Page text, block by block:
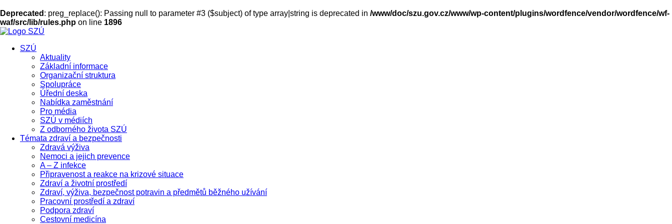
Deprecated : preg_replace(): Passing null to parameter #3 ($subject) of type array|string is deprecated in /www/doc/szu.gov.cz/www/wp-content/plugins/wordfence/vendor/wordfence/wf-
waf/src/lib/rules.php on line 1896
SZÚ
Aktuality
Základní informace
Organizační struktura
Spolupráce
Úřední deska
Nabídka zaměstnání
Pro média
SZÚ v médiích
Z odborného života SZÚ
Témata zdraví a bezpečnosti
Zdravá výživa
Nemoci a jejich prevence
A – Z infekce
Připravenost a reakce na krizové situace
Zdraví a životní prostředí
Zdraví, výživa, bezpečnost potravin a předmětů běžného užívání
Pracovní prostředí a zdraví
Podpora zdraví
Cestovní medicína